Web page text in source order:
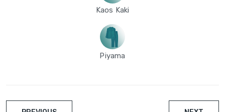
Kaos Kaki
Piyama